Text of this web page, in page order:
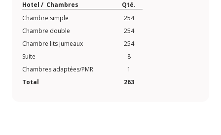
Hotel / Chambres
Qté.
Chambre simple
254
Chambre double
254
Chambre lits jumeaux
254
Suite
8
Chambres adaptées/PMR
1
Total
263